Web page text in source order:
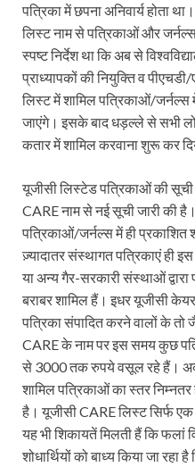
पत्रिका में छपना अनिवार्य होता
लिस्ट नाम से पत्रिकाओं और
स्पष्ट निर्देश था कि अब से
प्राध्यापकों की नियुक्ति व
लिस्ट में शामिल पत्रिकाओं/जर्नल्स
जाएंगे। इसके बाद धड़ल्ले से सभी
कतार में शामिल करवाना शुरू कर
यूजीसी लिस्टेड पत्रिकाओं की
CARE नाम से नई सूची जारी की
पत्रिकाओं/जर्नल्स में ही प्रकाशित
ज़्यादातर संस्थागत पत्रिकाएं ही
या अन्य गैर-सरकारी संस्थाओं
बराबर शामिल हैं। इधर यूजीसी
पत्रिका संपादित करने वालों के
CARE के नाम पर इस समय कुछ
से 3000 तक रुपये वसूल रहे हैं।
शामिल पत्रिकाओं का स्तर
है। यूजीसी CARE लिस्ट सिर्फ
यह भी शिकायतें मिलती हैं कि फलां
शोधार्थियों को बाध्य किया जा